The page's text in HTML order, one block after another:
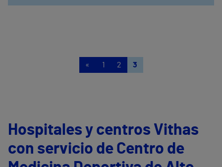
« 1 2 3
Hospitales y centros Vithas
con servicio de Centro de